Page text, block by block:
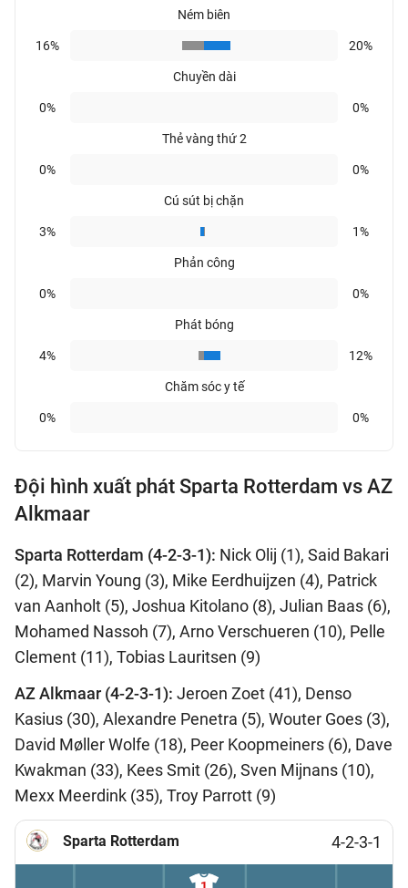
Ném biên
16% 20%
Chuyền dài
0% 0%
Thẻ vàng thứ 2
0% 0%
Cú sút bị chặn
3% 1%
Phản công
0% 0%
Phát bóng
4% 12%
Chăm sóc y tế
0% 0%
Đội hình xuất phát Sparta Rotterdam vs AZ
Alkmaar
Sparta Rotterdam (4-2-3-1): Nick Olij (1), Said Bakari
(2), Marvin Young (3), Mike Eerdhuijzen (4), Patrick
van Aanholt (5), Joshua Kitolano (8), Julian Baas (6),
Mohamed Nassoh (7), Arno Verschueren (10), Pelle
Clement (11), Tobias Lauritsen (9)
AZ Alkmaar (4-2-3-1): Jeroen Zoet (41), Denso
Kasius (30), Alexandre Penetra (5), Wouter Goes (3),
David Møller Wolfe (18), Peer Koopmeiners (6), Dave
Kwakman (33), Kees Smit (26), Sven Mijnans (10),
Mexx Meerdink (35), Troy Parrott (9)
Sparta Rotterdam 4-2-3-1